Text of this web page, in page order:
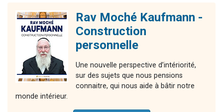
Rav Moché Kaufmann -
Construction
personnelle
Une nouvelle perspective d’intériorité,
sur des sujets que nous pensions
connaitre, qui nous aide à bâtir notre
monde intérieur.